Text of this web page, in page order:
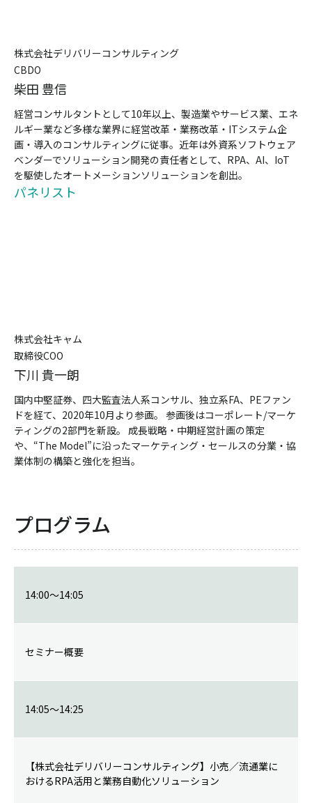
株式会社デリバリーコンサルティング
CBDO
柴田 豊信
経営コンサルタントとして10年以上、製造業やサービス業、エネ
ルギー業など多様な業界に経営改革・業務改革・ITシステム企
画・導入のコンサルティングに従事。近年は外資系ソフトウェア
ベンダーでソリューション開発の責任者として、RPA、AI、IoT
を駆使したオートメーションソリューションを創出。
パネリスト
株式会社キャム
取締役COO
下川 貴一朗
国内中堅証券、四大監査法人系コンサル、独立系FA、PEファン
ドを経て、2020年10月より参画。 参画後はコーポレート/マーケ
ティングの2部門を新設。 成長戦略・中期経営計画の策定
や、“The Model”に沿ったマーケティング・セールスの分業・協
業体制の構築と強化を担当。
プログラム
14:00～14:05
セミナー概要
14:05～14:25
【株式会社デリバリーコンサルティング】小売／流通業に
おけるRPA活用と業務自動化ソリューション